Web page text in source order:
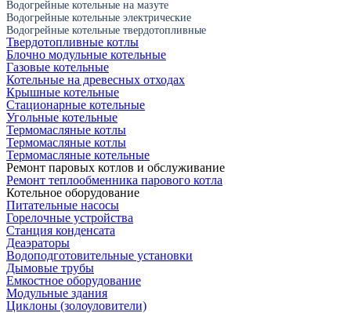
Водогрейные котельные на мазуте
Водогрейные котельные электрические
Водогрейные котельные твердотопливные
Твердотопливные котлы
Блочно модульные котельные
Газовые котельные
Котельные на древесных отходах
Крышные котельные
Стационарные котельные
Угольные котельные
Термомасляные котлы
Термомасляные котлы
Термомасляные котельные
Ремонт паровых котлов и обслуживание
Ремонт теплообменника парового котла
Котельное оборудование
Питательные насосы
Горелочные устройства
Станция конденсата
Деаэраторы
Водоподготовительные установки
Дымовые трубы
Емкостное оборудование
Mодульные здания
Циклоны (золоуловители)